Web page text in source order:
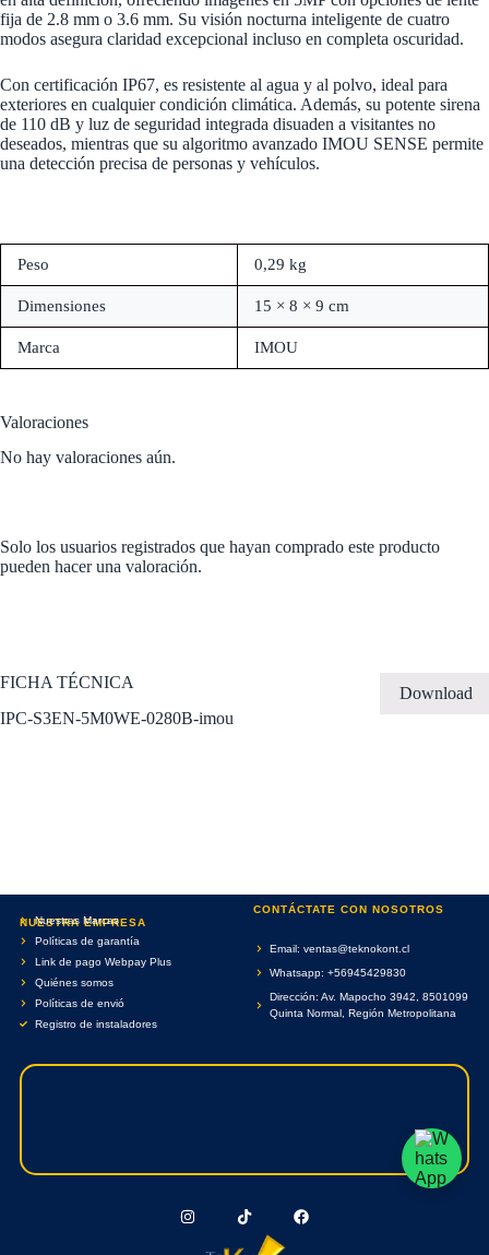
fija de 2.8 mm o 3.6 mm. Su visión nocturna inteligente de cuatro
modos asegura claridad excepcional incluso en completa oscuridad.
Con certificación IP67, es resistente al agua y al polvo, ideal para
exteriores en cualquier condición climática. Además, su potente sirena
de 110 dB y luz de seguridad integrada disuaden a visitantes no
deseados, mientras que su algoritmo avanzado IMOU SENSE permite
una detección precisa de personas y vehículos.
Peso 0,29 kg
Dimensiones 15 × 8 × 9 cm
Marca IMOU
Valoraciones
No hay valoraciones aún.
Solo los usuarios registrados que hayan comprado este producto
pueden hacer una valoración.
FICHA TÉCNICA
Download
IPC-S3EN-5M0WE-0280B-imou
NUESTRA EMPRESA
Nuestras Marcas
Políticas de garantía
Link de pago Webpay Plus
Quiénes somos
Políticas de envió
Registro de instaladores
CONTÁCTATE CON NOSOTROS
Email: ventas@teknokont.cl
Whatsapp: +56945429830
Dirección: Av. Mapocho 3942, 8501099
Quinta Normal, Región Metropolitana